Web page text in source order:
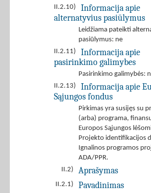
II.2.10)
Informacija apie
alternatyvius pasiūlymus
Leidžiama pateikti
pasiūlymus: ne
II.2.11)
Informacija apie
pasirinkimo galimybes
Pasirinkimo galimybės:
II.2.13)
Informacija apie
Sąjungos fondus
Pirkimas yra susijęs su
(arba) programa,
Europos Sąjungos
Projekto identifikacijos
Ignalinos programos
ADA/PPR.
II.2)
Aprašymas
II.2.1) Pavadinimas